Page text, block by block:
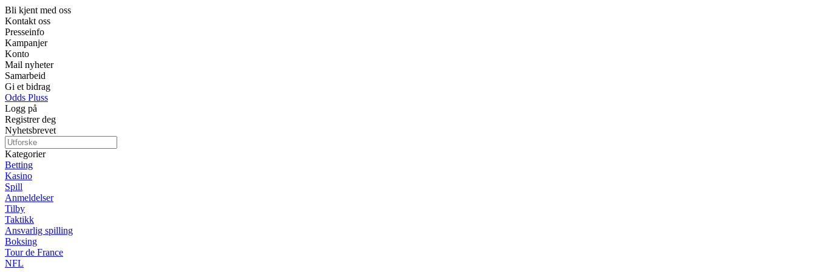
Bli kjent med oss
Kontakt oss
Presseinfo
Kampanjer
Konto
Mail nyheter
Samarbeid
Gi et bidrag
Odds Pluss
Logg på
Registrer deg
Nyhetsbrevet
Kategorier
Betting
Kasino
Spill
Anmeldelser
Tilby
Taktikk
Ansvarlig spilling
Boksing
Tour de France
NFL